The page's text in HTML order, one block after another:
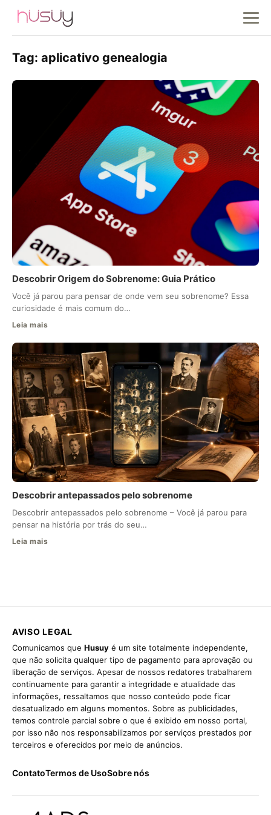
Tag: aplicativo genealogia
Descobrir Origem do Sobrenome: Guia Prático
Você já parou para pensar de onde vem seu sobrenome? Essa
curiosidade é mais comum do…
Leia mais
Descobrir antepassados pelo sobrenome
Descobrir antepassados pelo sobrenome – Você já parou para
pensar na história por trás do seu…
Leia mais
AVISO LEGAL
Comunicamos que Husuy é um site totalmente independente,
que não solicita qualquer tipo de pagamento para aprovação ou
liberação de serviços. Apesar de nossos redatores trabalharem
continuamente para garantir a integridade e atualidade das
informações, ressaltamos que nosso conteúdo pode ficar
desatualizado em alguns momentos. Sobre as publicidades,
temos controle parcial sobre o que é exibido em nosso portal,
por isso não nos responsabilizamos por serviços prestados por
terceiros e oferecidos por meio de anúncios.
ContatoTermos de UsoSobre nós